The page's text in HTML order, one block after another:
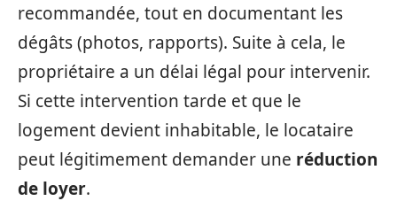
recommandée, tout en documentant les
dégâts (photos, rapports). Suite à cela, le
propriétaire a un délai légal pour intervenir.
Si cette intervention tarde et que le
logement devient inhabitable, le locataire
peut légitimement demander une réduction
de loyer.